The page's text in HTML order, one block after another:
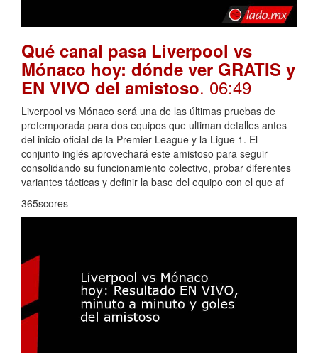
Qué canal pasa Liverpool vs
Mónaco hoy: dónde ver GRATIS y
EN VIVO del amistoso. 06:49
Liverpool vs Mónaco será una de las últimas pruebas de
pretemporada para dos equipos que ultiman detalles antes
del inicio oficial de la Premier League y la Ligue 1. El
conjunto inglés aprovechará este amistoso para seguir
consolidando su funcionamiento colectivo, probar diferentes
variantes tácticas y definir la base del equipo con el que af
365scores